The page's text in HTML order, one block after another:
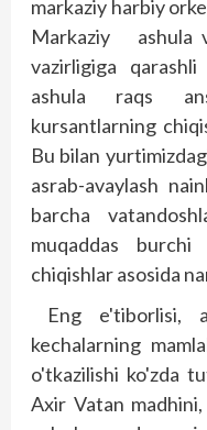
markaziy harbiy
Markaziy ashula
vazirligiga
ashula raqs
kursantlarning
Bu bilan
asrab-­avaylash
barcha
muqaddas
chiqishlar asosida
Eng e'tiborlisi,
kechalarning
o'tkazilishi ko'zda
Axir Vatan